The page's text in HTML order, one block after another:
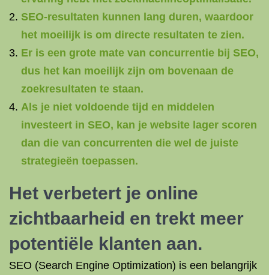
SEO-resultaten kunnen lang duren, waardoor
het moeilijk is om directe resultaten te zien.
Er is een grote mate van concurrentie bij SEO,
dus het kan moeilijk zijn om bovenaan de
zoekresultaten te staan.
Als je niet voldoende tijd en middelen
investeert in SEO, kan je website lager scoren
dan die van concurrenten die wel de juiste
strategieën toepassen.
Het verbetert je online
zichtbaarheid en trekt meer
potentiële klanten aan.
SEO (Search Engine Optimization) is een belangrijk